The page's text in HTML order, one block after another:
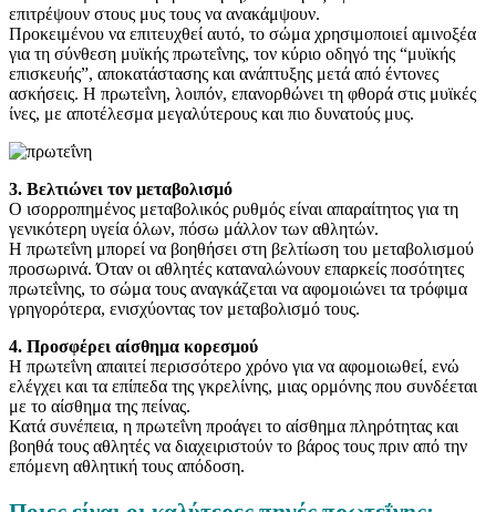
επιτρέψουν στους μυς τους να ανακάμψουν.
Προκειμένου να επιτευχθεί αυτό, το σώμα χρησιμοποιεί αμινοξέα
για τη σύνθεση μυϊκής πρωτεΐνης, τον κύριο οδηγό της “μυϊκής
επισκευής”, αποκατάστασης και ανάπτυξης μετά από έντονες
ασκήσεις. Η πρωτεΐνη, λοιπόν, επανορθώνει τη φθορά στις μυϊκές
ίνες, με αποτέλεσμα μεγαλύτερους και πιο δυνατούς μυς.
3. Βελτιώνει τον μεταβολισμό
Ο ισορροπημένος μεταβολικός ρυθμός είναι απαραίτητος για τη
γενικότερη υγεία όλων, πόσω μάλλον των αθλητών.
Η πρωτεΐνη μπορεί να βοηθήσει στη βελτίωση του μεταβολισμού
προσωρινά. Όταν οι αθλητές καταναλώνουν επαρκείς ποσότητες
πρωτεΐνης, το σώμα τους αναγκάζεται να αφομοιώνει τα τρόφιμα
γρηγορότερα, ενισχύοντας τον μεταβολισμό τους.
4. Προσφέρει αίσθημα κορεσμού
Η πρωτεΐνη απαιτεί περισσότερο χρόνο για να αφομοιωθεί, ενώ
ελέγχει και τα επίπεδα της γκρελίνης, μιας ορμόνης που συνδέεται
με το αίσθημα της πείνας.
Κατά συνέπεια, η πρωτεΐνη προάγει το αίσθημα πληρότητας και
βοηθά τους αθλητές να διαχειριστούν το βάρος τους πριν από την
επόμενη αθλητική τους απόδοση.